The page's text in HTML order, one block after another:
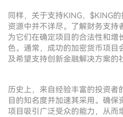
同样，关于支持KING，$KING
资源中并不详尽。了解财务支持
为它们在确定项目的合法性和增
色。通常，成功的加密货币项目
及希望支持创新金融解决方案的
历史上，来自经验丰富的投资者
目的知名度并加速其采用。确保
项目吸引广泛受众的能力，从而